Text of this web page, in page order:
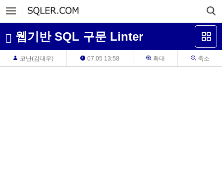
웹기반 SQL 구문 Linter
코난(김대우) 07.05 13:58 확대 축소